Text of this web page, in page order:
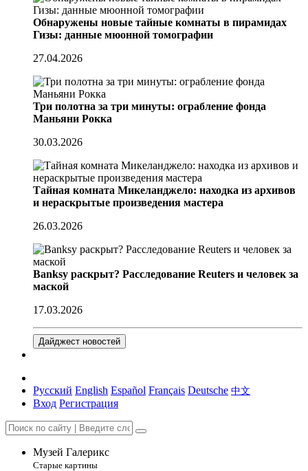
Обнаружены новые тайные комнаты в пирамидах
Гизы: данные мюонной томографии
27.04.2026
Три полотна за три минуты: ограбление фонда
Маньяни Рокка
30.03.2026
Тайная комната Микеланджело: находка из архивов
и нераскрытые произведения мастера
26.03.2026
Banksy раскрыт? Расследование Reuters и человек за
маской
17.03.2026
Дайджест новостей
Русский English Español Français Deutsche 中文
Вход Регистрация
Музей Галерикс
Старые картины